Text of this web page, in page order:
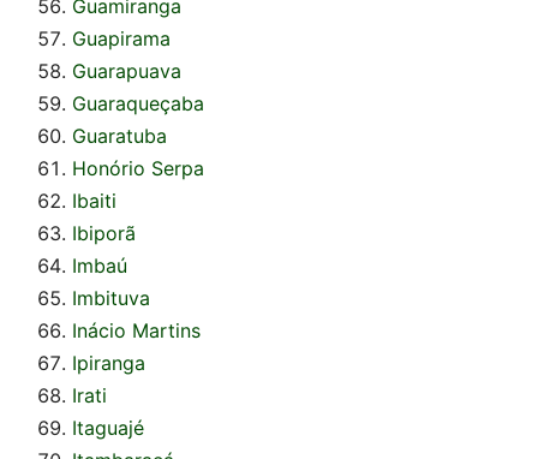
Guamiranga
Guapirama
Guarapuava
Guaraqueçaba
Guaratuba
Honório Serpa
Ibaiti
Ibiporã
Imbaú
Imbituva
Inácio Martins
Ipiranga
Irati
Itaguajé